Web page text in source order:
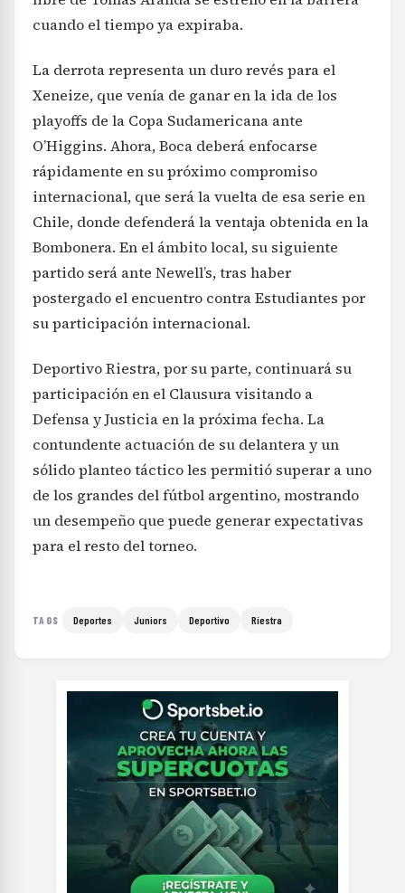
cuando el tiempo ya expiraba.
La derrota representa un duro revés para el
Xeneize, que venía de ganar en la ida de los
playoffs de la Copa Sudamericana ante
O’Higgins. Ahora, Boca deberá enfocarse
rápidamente en su próximo compromiso
internacional, que será la vuelta de esa serie en
Chile, donde defenderá la ventaja obtenida en la
Bombonera. En el ámbito local, su siguiente
partido será ante Newell’s, tras haber
postergado el encuentro contra Estudiantes por
su participación internacional.
Deportivo Riestra, por su parte, continuará su
participación en el Clausura visitando a
Defensa y Justicia en la próxima fecha. La
contundente actuación de su delantera y un
sólido planteo táctico les permitió superar a uno
de los grandes del fútbol argentino, mostrando
un desempeño que puede generar expectativas
para el resto del torneo.
TAGS Deportes Juniors Deportivo Riestra